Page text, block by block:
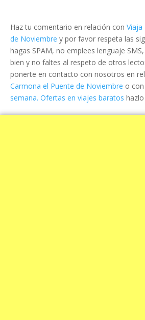
Haz tu comentario en relación con Viaja
de Noviembre y por favor respeta las
hagas SPAM, no emplees lenguaje
bien y no faltes al respeto de otros
ponerte en contacto con nosotros en
Carmona el Puente de Noviembre o con
semana. Ofertas en viajes baratos hazlo